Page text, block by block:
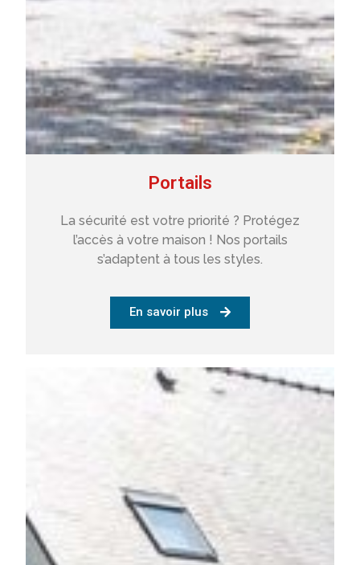
Portails
La sécurité est votre priorité ? Protégez
l’accès à votre maison ! Nos portails
s’adaptent à tous les styles.
En savoir plus